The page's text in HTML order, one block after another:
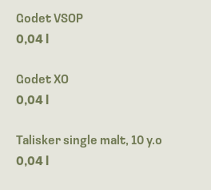
Godet VSOP
0,04 l
Godet XO
0,04 l
Talisker single malt, 10 y.o
0,04 l